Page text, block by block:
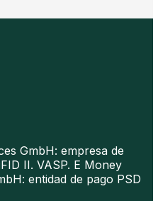
GmbH: empresa de
II. VASP. E Money
entidad de pago PSD